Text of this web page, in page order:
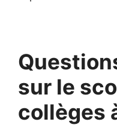
sur le
collèges